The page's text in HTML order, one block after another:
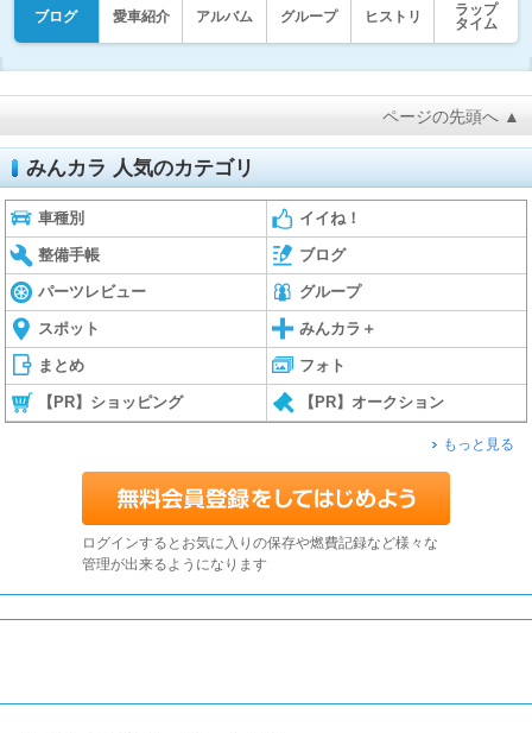
ブログ 愛車紹介 アルバム グループ ヒストリ
ラップ
タイム
ページの先頭へ ▲
みんカラ 人気のカテゴリ
車種別 イイね！
整備手帳 ブログ
パーツレビュー グループ
スポット みんカラ＋
まとめ フォト
【PR】ショッピング 【PR】オークション
もっと見る
ログインするとお気に入りの保存や燃費記録など様々な
管理が出来るようになります